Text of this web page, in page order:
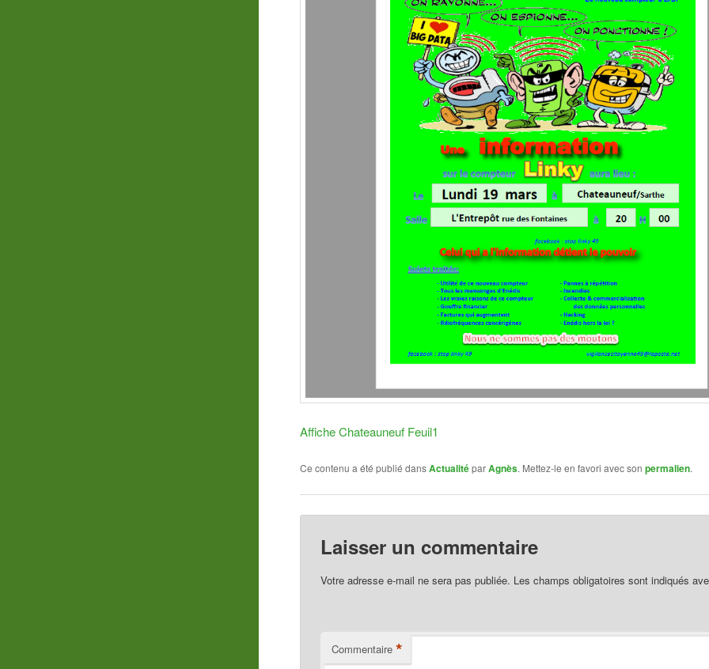
Affiche Chateauneuf Feuil1
Ce contenu a été publié dansActualitéparAgnès. Mettez-le en favori avec sonpermalien.
Laisser un commentaire
Votre adresse e-mail ne sera pas publiée. Les champs obligatoires sont indiqués
Commentaire *